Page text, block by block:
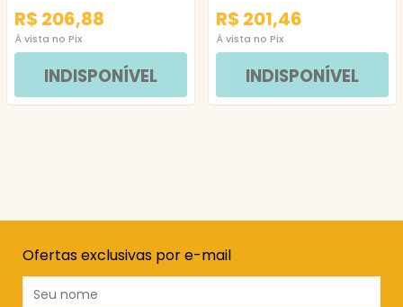
R$ 206,88
À vista no Pix
INDISPONÍVEL
R$ 201,46
À vista no Pix
INDISPONÍVEL
Ofertas exclusivas por e-mail